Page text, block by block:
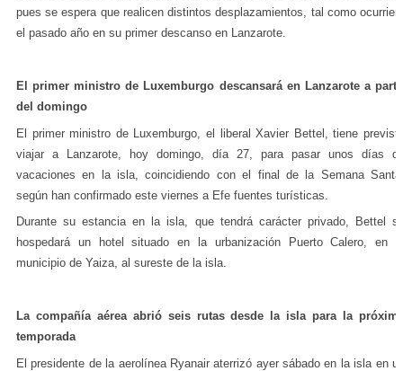
pues se espera que realicen distintos desplazamientos, tal como
el pasado año en su primer descanso en Lanzarote.
El primer ministro de Luxemburgo descansará en Lanzarote a
del domingo
El primer ministro de Luxemburgo, el liberal Xavier Bettel, tiene
viajar a Lanzarote, hoy domingo, día 27, para pasar unos días
vacaciones en la isla, coincidiendo con el final de la Semana
según han confirmado este viernes a Efe fuentes turísticas.
Durante su estancia en la isla, que tendrá carácter privado, Bettel
hospedará un hotel situado en la urbanización Puerto Calero, en
municipio de Yaiza, al sureste de la isla.
La compañía aérea abrió seis rutas desde la isla para la
temporada
El presidente de la aerolínea Ryanair aterrizó ayer sábado en la isla en